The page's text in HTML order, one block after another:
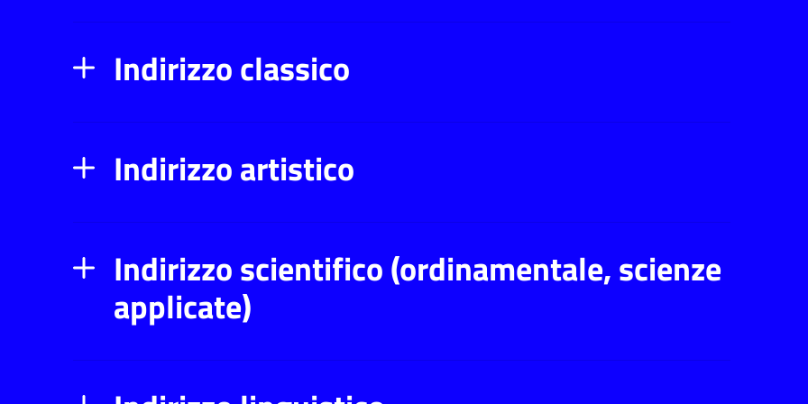
Indirizzo classico
Indirizzo artistico
Indirizzo scientifico (ordinamentale, scienze
applicate)